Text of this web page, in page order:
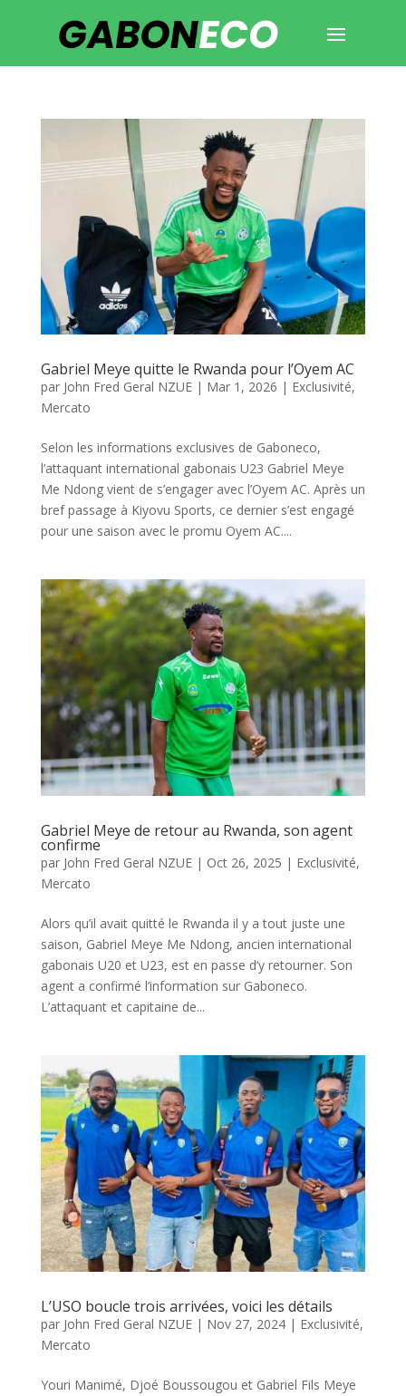
Gabriel Meye quitte le Rwanda pour l’Oyem AC
par John Fred Geral NZUE| Mar 1, 2026 | Exclusivité,
Mercato
Selon les informations exclusives de Gaboneco,
l’attaquant international gabonais U23 Gabriel Meye
Me Ndong vient de s’engager avec l’Oyem AC. Après un
bref passage à Kiyovu Sports, ce dernier s’est engagé
pour une saison avec le promu Oyem AC....
Gabriel Meye de retour au Rwanda, son agent
confirme
par John Fred Geral NZUE| Oct 26, 2025 | Exclusivité,
Mercato
Alors qu’il avait quitté le Rwanda il y a tout juste une
saison, Gabriel Meye Me Ndong, ancien international
gabonais U20 et U23, est en passe d’y retourner. Son
agent a confirmé l’information sur Gaboneco.
L’attaquant et capitaine de...
L’USO boucle trois arrivées, voici les détails
par John Fred Geral NZUE| Nov 27, 2024| Exclusivité,
Mercato
Youri Manimé, Djoé Boussougou et Gabriel Fils Meye